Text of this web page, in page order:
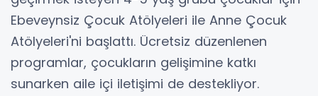
Ebeveynsiz Çocuk Atölyeleri ile Anne Çocuk
Atölyeleri'ni başlattı. Ücretsiz düzenlenen
programlar, çocukların gelişimine katkı
sunarken aile içi iletişimi de destekliyor.